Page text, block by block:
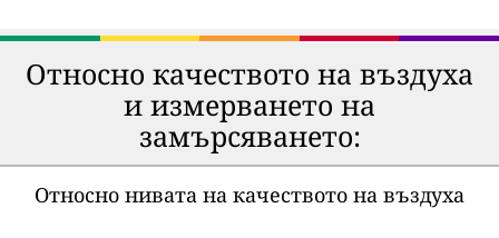
Относно качеството на въздуха
и измерването на
замърсяването:
Относно нивата на качеството на въздуха